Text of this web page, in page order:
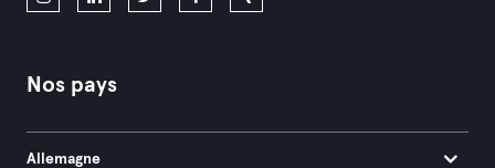
Nos pays
Allemagne